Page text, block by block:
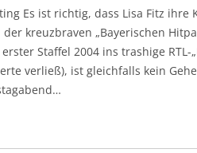
Es ist richtig, dass Lisa Fitz ihre
kreuzbraven „Bayerischen
Staffel 2004 ins trashige RTL-
verließ), ist gleichfalls kein